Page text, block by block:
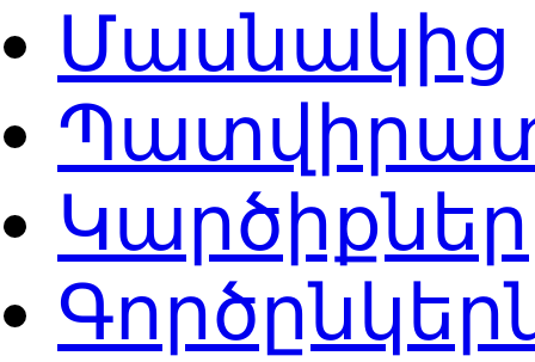
Մասնակից
Կարծիքներ